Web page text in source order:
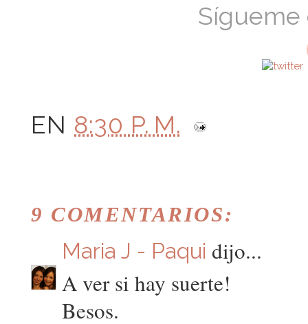
EN 8:30 P. M.
9 COMENTARIOS:
Maria J - Paqui dijo...
A ver si hay suerte!
Besos.